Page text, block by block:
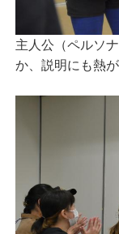
主人公（ペルソ
か、説明にも熱が